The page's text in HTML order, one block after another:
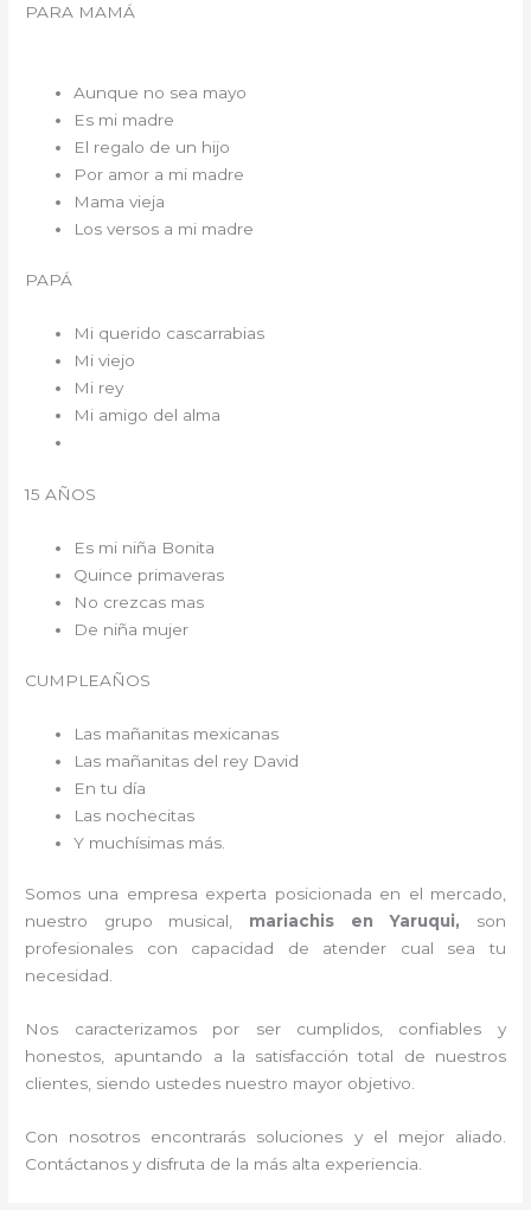
PARA MAMÁ
Aunque no sea mayo
Es mi madre
El regalo de un hijo
Por amor a mi madre
Mama vieja
Los versos a mi madre
PAPÁ
Mi querido cascarrabias
Mi viejo
Mi rey
Mi amigo del alma
15 AÑOS
Es mi niña Bonita
Quince primaveras
No crezcas mas
De niña mujer
CUMPLEAÑOS
Las mañanitas mexicanas
Las mañanitas del rey David
En tu día
Las nochecitas
Y muchísimas más.
Somos una empresa experta posicionada en el mercado,
nuestro grupo musical, mariachis en Yaruqui, son
profesionales con capacidad de atender cual sea tu
necesidad.
Nos caracterizamos por ser cumplidos, confiables y
honestos, apuntando a la satisfacción total de nuestros
clientes, siendo ustedes nuestro mayor objetivo.
Con nosotros encontrarás soluciones y el mejor aliado.
Contáctanos y disfruta de la más alta experiencia.